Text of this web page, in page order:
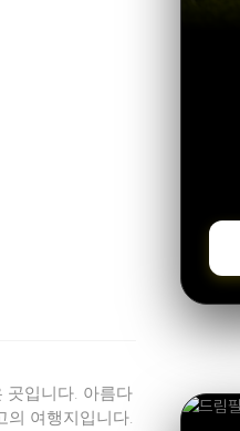
곳입니다. 아름다
의 여행지입니다.